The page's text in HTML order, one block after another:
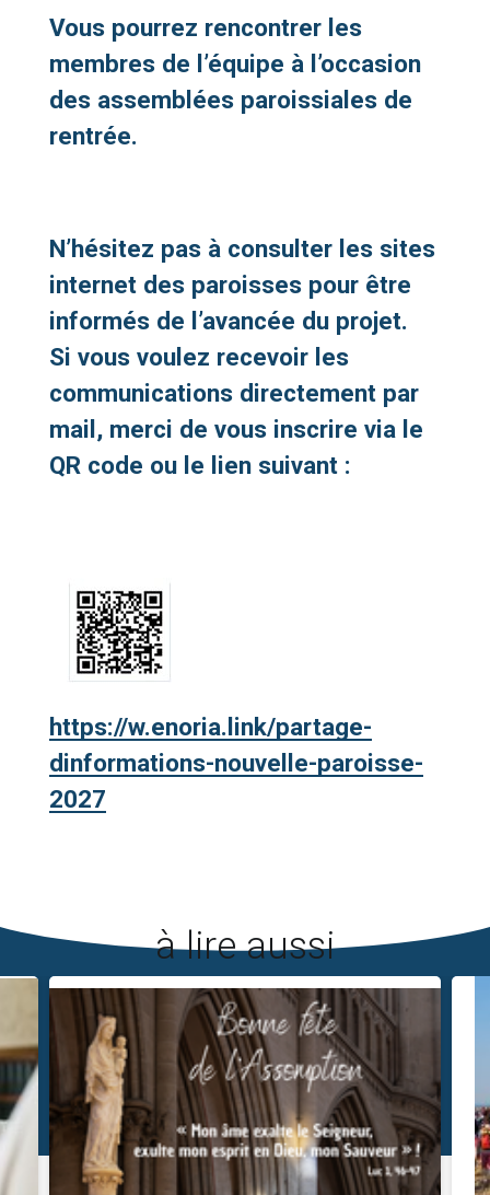
Vous pourrez rencontrer les
membres de l’équipe à l’occasion
des assemblées paroissiales de
rentrée.
N’hésitez pas à consulter les sites
internet des paroisses pour être
informés de l’avancée du projet.
Si vous voulez recevoir les
communications directement par
mail, merci de vous inscrire via le
QR code ou le lien suivant :
https://w.enoria.link/partage-
dinformations-nouvelle-paroisse-
2027
à lire aussi